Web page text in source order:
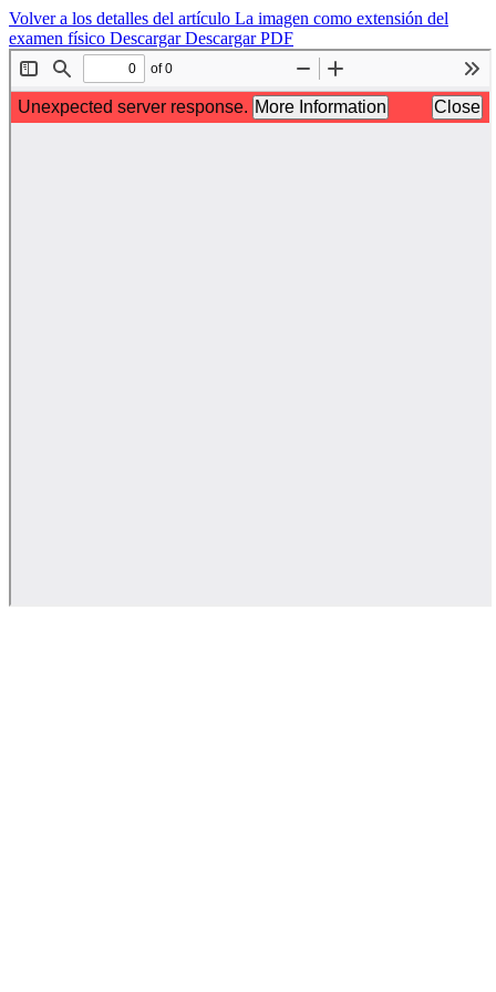
Volver a los detalles del artículo La imagen como extensión del
examen físico DescargarDescargar PDF